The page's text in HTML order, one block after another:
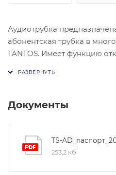
Аудиотрубка
абонентская трубка в
TANTOS. Имеет функцию
NEO, LOKI, Tango, Sherlock,
одной трубки занимает
доступных. При при
Документы
TS-
253,2 кб